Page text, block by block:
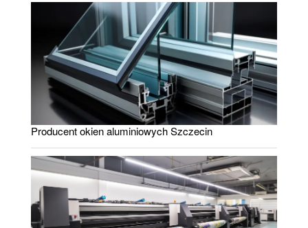
Producent okien aluminiowych Szczecin